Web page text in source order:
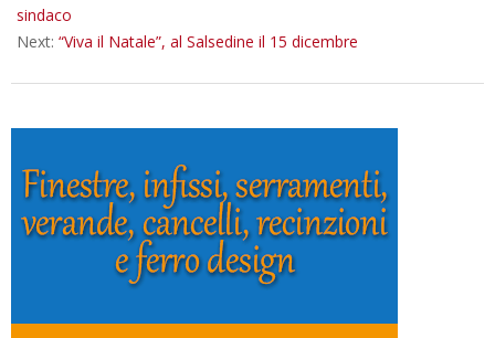
sindaco
Next: “Viva il Natale”, al Salsedine il 15 dicembre